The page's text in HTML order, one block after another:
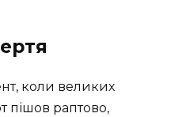
коли великих
пішов раптово,